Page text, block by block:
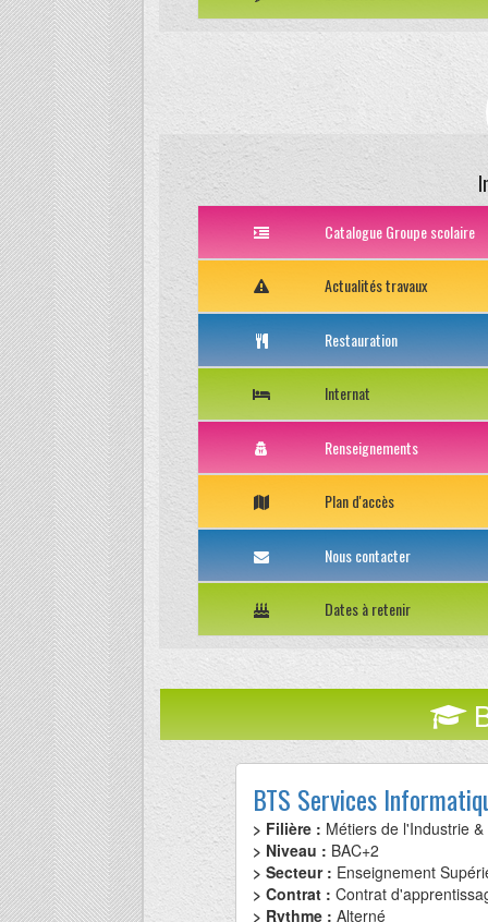
Catalogue Groupe scolaire
Actualités travaux
Restauration
Internat
Renseignements
Plan d'accès
Nous contacter
Dates à retenir
BTS Services
> Filière : Métiers de l'Industrie
> Niveau : BAC+2
> Secteur : Enseignement
> Contrat : Contrat
> Rythme : Alterné